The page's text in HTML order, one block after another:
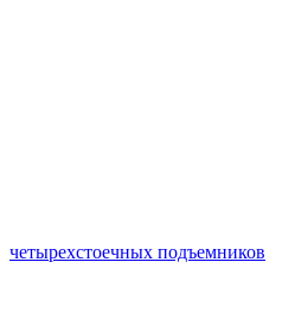
четырехстоечных подъемников